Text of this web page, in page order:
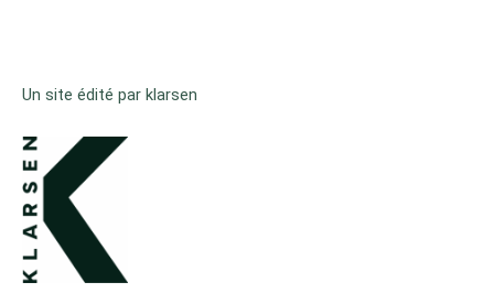
Un site édité par klarsen